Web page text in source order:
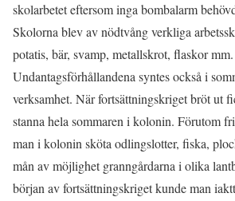
skolarbetet eftersom inga bombalarm
Skolorna blev av nödtvång verkliga
potatis, bär, svamp, metallskrot, flaskor mm.
Undantagsförhållandena syntes också i
verksamhet. När fortsättningskriget bröt ut
stanna hela sommaren i kolonin. Förutom
man i kolonin sköta odlingslotter, fiska,
mån av möjlighet granngårdarna i olika
början av fortsättningskriget kunde man